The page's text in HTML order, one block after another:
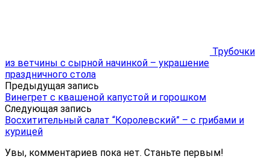
Трубочки
из ветчины с сырной начинкой – украшение
праздничного стола
Предыдущая запись
Винегрет с квашеной капустой и горошком
Следующая запись
Восхитительный салат “Королевский” – с грибами и
курицей
Увы, комментариев пока нет. Станьте первым!